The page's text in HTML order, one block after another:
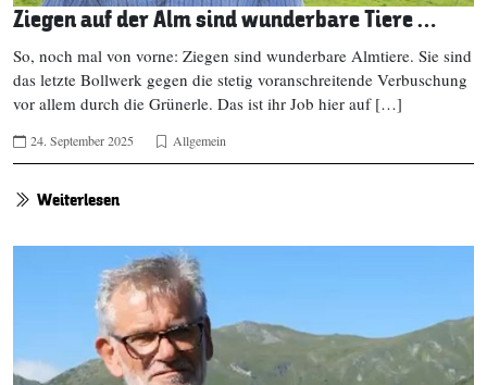
Ziegen auf der Alm sind wunderbare Tiere …
So, noch mal von vorne: Ziegen sind wunderbare Almtiere. Sie sind
das letzte Bollwerk gegen die stetig voranschreitende Verbuschung
vor allem durch die Grünerle. Das ist ihr Job hier auf […]
24. September 2025 Allgemein
Weiterlesen